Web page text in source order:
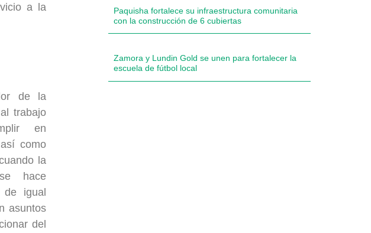
a la
de la
trabajo
en
como
la
hace
igual
asuntos
del
Paquisha fortalece su infraestructura comunitaria
con la construcción de 6 cubiertas
Zamora y Lundin Gold se unen para fortalecer la
escuela de fútbol local